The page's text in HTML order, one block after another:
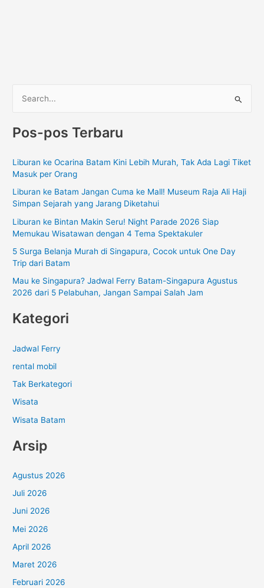
r
u
t
Pos-pos Terbaru
Liburan ke Ocarina Batam Kini Lebih Murah, Tak Ada Lagi Tiket
Masuk per Orang
Liburan ke Batam Jangan Cuma ke Mall! Museum Raja Ali Haji
Simpan Sejarah yang Jarang Diketahui
Liburan ke Bintan Makin Seru! Night Parade 2026 Siap
Memukau Wisatawan dengan 4 Tema Spektakuler
5 Surga Belanja Murah di Singapura, Cocok untuk One Day
Trip dari Batam
Mau ke Singapura? Jadwal Ferry Batam-Singapura Agustus
2026 dari 5 Pelabuhan, Jangan Sampai Salah Jam
Kategori
Jadwal Ferry
rental mobil
Tak Berkategori
Wisata
Wisata Batam
Arsip
Agustus 2026
Juli 2026
Juni 2026
Mei 2026
April 2026
Maret 2026
Februari 2026